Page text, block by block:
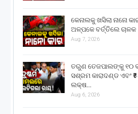
କେନାଲକୁ ଖସିଲା ନାନୋ
ଅଳ୍ପକେ ବର୍ତ୍ତିଲେ ଚାଳକ
Aug 7, 2026
ତରୁଣ ତେଜପାଲଙ୍କୁ ୧୦
ସଶ୍ରମ କାରାଦଣ୍ଡ ଏବଂ ₹୫
ଲକ୍ଷ…
Aug 6, 2026